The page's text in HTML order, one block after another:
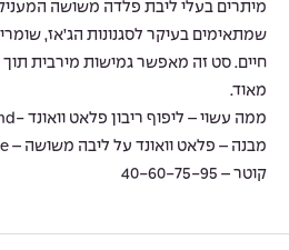
מיתרים בעלי ליבת פלדה משושה
שמתאימים בעיקר לסגנונות הג’אז,
חיים. סט זה מאפשר גמישות מירבית
מאוד.
ממה עשוי – ליפוף ריבון פלאט וואונד -ribon flatwound
מבנה – פלאט וואונד על ליבה משושה – flat wound on hex core
קוטר – 40-60-75-95